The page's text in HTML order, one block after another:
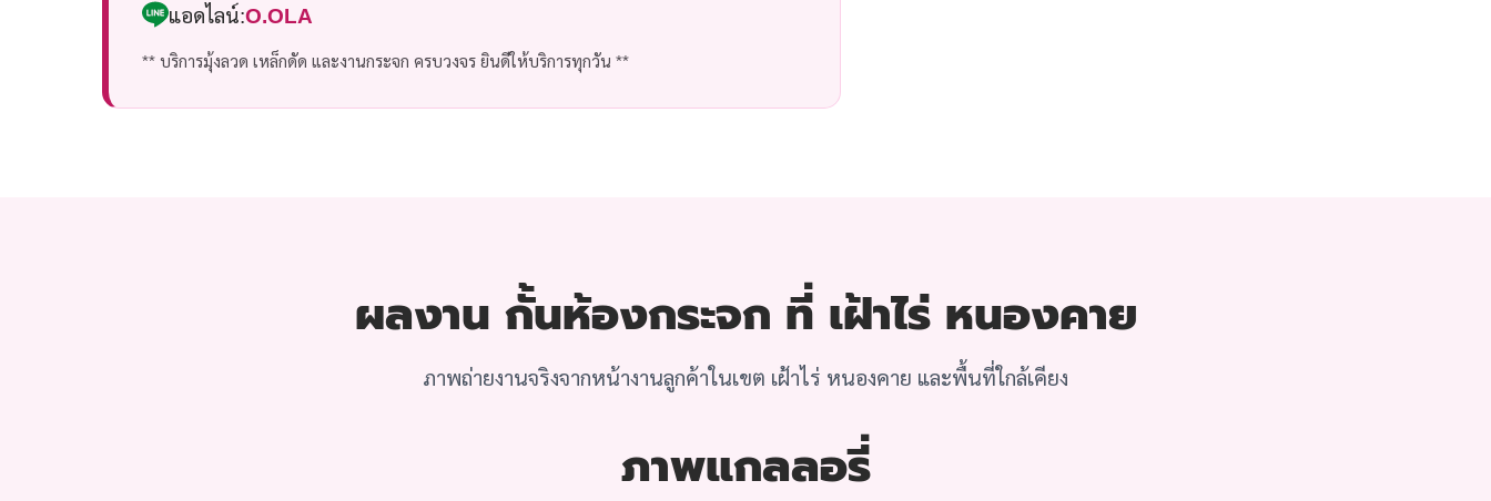
แอดไลน์:O.OLA
** บริการมุ้งลวด เหล็กดัด และงานกระจก ครบวงจร ยินดีให้บริการทุกวัน **
ผลงาน กั้นห้องกระจก ที่ เฝ้าไร่ หนองคาย
ภาพถ่ายงานจริงจากหน้างานลูกค้าในเขต เฝ้าไร่ หนองคาย และพื้นที่ใกล้เคียง
ภาพแกลลอรี่